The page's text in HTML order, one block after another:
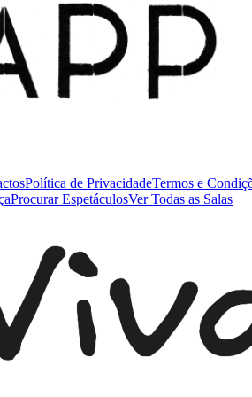
Política de PrivacidadeTermos e
Procurar EspetáculosVer Todas as Salas